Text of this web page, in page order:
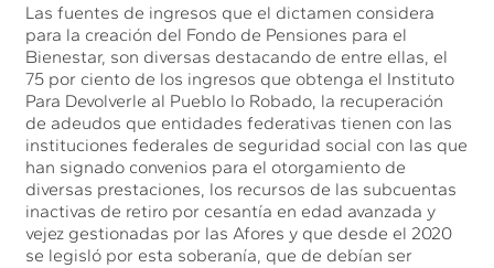
Las fuentes de ingresos que el dictamen considera
para la creación del Fondo de Pensiones para el
Bienestar, son diversas destacando de entre ellas, el
75 por ciento de los ingresos que obtenga el Instituto
Para Devolverle al Pueblo lo Robado, la recuperación
de adeudos que entidades federativas tienen con las
instituciones federales de seguridad social con las que
han signado convenios para el otorgamiento de
diversas prestaciones, los recursos de las subcuentas
inactivas de retiro por cesantía en edad avanzada y
vejez gestionadas por las Afores y que desde el 2020
se legisló por esta soberanía, que de debían ser